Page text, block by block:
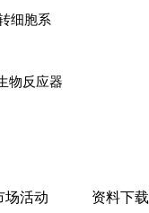
细胞系
物反应器
柱
场活动 资料下载